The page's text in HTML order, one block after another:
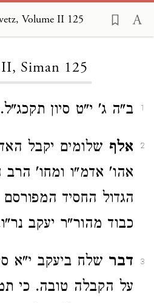
Volume II 125
Siman 125
1 ב"ה ג' י"ט סיון
2 אלף שלומים יקבל
אהו' אדמ"ו ומחו' הרב
הגדול החסיד
כבוד מהור"ר יעקב
3 דבר שלח ביעקב י"א
על הקבלה טובה. כי